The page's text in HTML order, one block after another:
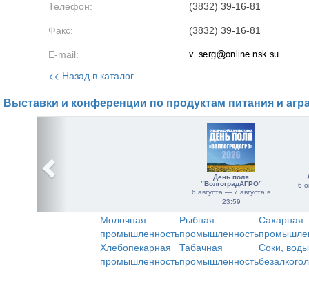
Телефон: (3832) 39-16-81
Факс: (3832) 39-16-81
E-mail:
<< Назад в каталог
Выставки и конференции по продуктам питания и
День поля
"ВолгоградАГРО"
6 августа — 7 августа в
23:59
6
Молочная
промышленность
Рыбная
промышленность
Сахарная
Хлебопекарная
промышленность
Табачная
промышленность
Соки,